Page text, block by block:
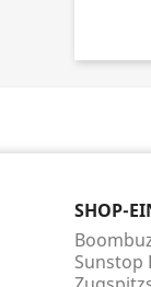
SHOP-
Sunstop